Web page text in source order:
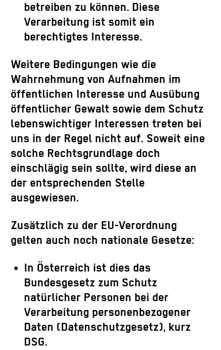
betreiben zu können. Diese
Verarbeitung ist somit ein
berechtigtes Interesse.
Weitere Bedingungen wie die
Wahrnehmung von Aufnahmen im
öffentlichen Interesse und Ausübung
öffentlicher Gewalt sowie dem Schutz
lebenswichtiger Interessen treten bei
uns in der Regel nicht auf. Soweit eine
solche Rechtsgrundlage doch
einschlägig sein sollte, wird diese an
der entsprechenden Stelle
ausgewiesen.
Zusätzlich zu der EU-Verordnung
gelten auch noch nationale Gesetze:
In Österreich ist dies das
Bundesgesetz zum Schutz
natürlicher Personen bei der
Verarbeitung personenbezogener
Daten (Datenschutzgesetz), kurz
DSG.